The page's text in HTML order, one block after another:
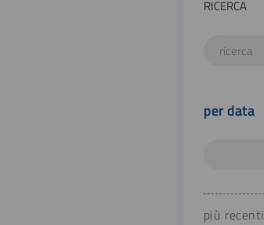
RICERCA
per data
più recenti